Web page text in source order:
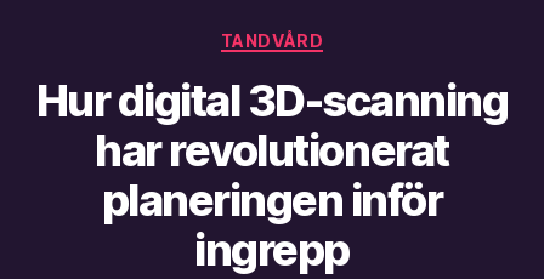
Kategorier
TANDVÅRD
Hur digital 3D-scanning
har revolutionerat
planeringen inför
ingrepp